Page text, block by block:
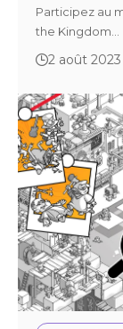
Participez au
the Kingdom…
2 août 2023